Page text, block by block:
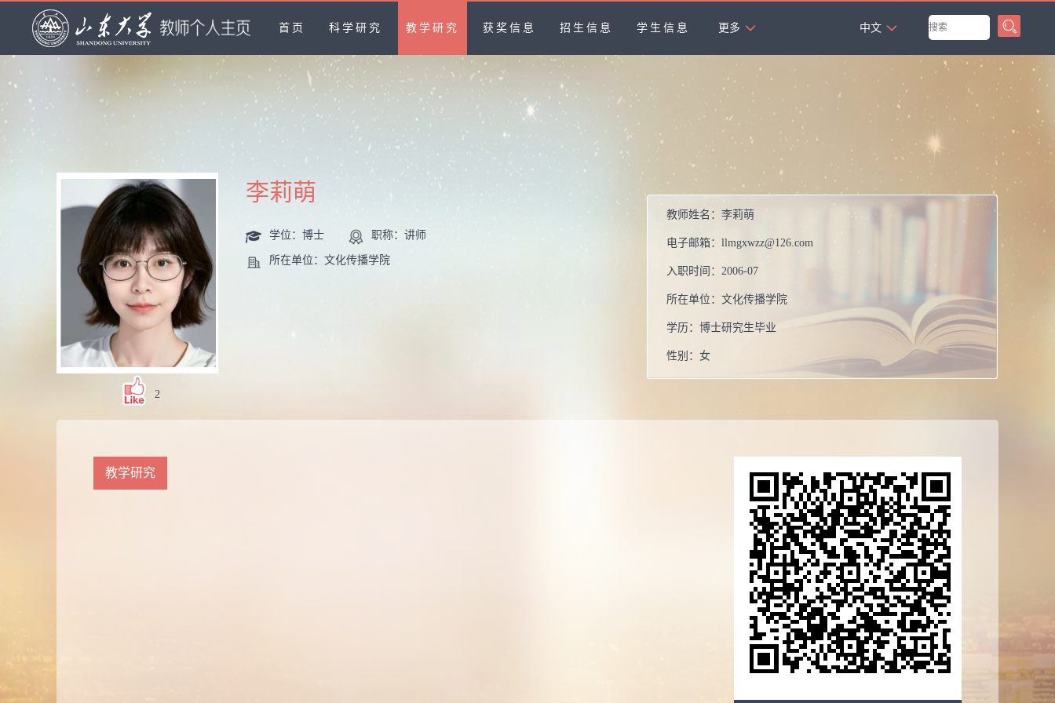
首页 科学研究 教学研究 获奖信息 招生信息 学生信息 更多
中文
2
李莉萌
学位：博士 职称：讲师
所在单位：文化传播学院
教师姓名： 李莉萌
电子邮箱： llmgxwzz@126.com
入职时间： 2006-07
所在单位： 文化传播学院
学历： 博士研究生毕业
性别： 女
2019 曾获荣誉当选： 国家公派出国教师荣誉证书
2020 曾获荣誉当选： 山东大学“同屏在线，共振育人”在线直播教
教学研究